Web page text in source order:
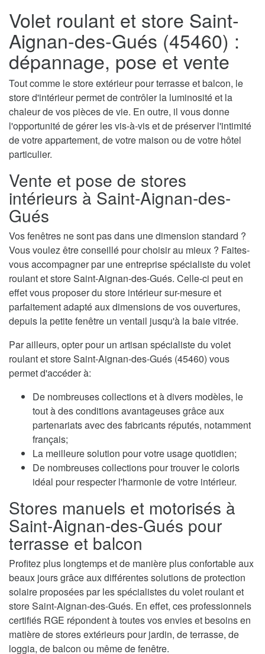
Volet roulant et store Saint-
Aignan-des-Gués (45460) :
dépannage, pose et vente
Tout comme le store extérieur pour terrasse et balcon, le
store d'intérieur permet de contrôler la luminosité et la
chaleur de vos pièces de vie. En outre, il vous donne
l'opportunité de gérer les vis-à-vis et de préserver l'intimité
de votre appartement, de votre maison ou de votre hôtel
particulier.
Vente et pose de stores
intérieurs à Saint-Aignan-des-
Gués
Vos fenêtres ne sont pas dans une dimension standard ?
Vous voulez être conseillé pour choisir au mieux ? Faites-
vous accompagner par une entreprise spécialiste du volet
roulant et store Saint-Aignan-des-Gués. Celle-ci peut en
effet vous proposer du store intérieur sur-mesure et
parfaitement adapté aux dimensions de vos ouvertures,
depuis la petite fenêtre un ventail jusqu'à la baie vitrée.
Par ailleurs, opter pour un artisan spécialiste du volet
roulant et store Saint-Aignan-des-Gués (45460) vous
permet d'accéder à:
De nombreuses collections et à divers modèles, le
tout à des conditions avantageuses grâce aux
partenariats avec des fabricants réputés, notamment
français;
La meilleure solution pour votre usage quotidien;
De nombreuses collections pour trouver le coloris
idéal pour respecter l'harmonie de votre intérieur.
Stores manuels et motorisés à
Saint-Aignan-des-Gués pour
terrasse et balcon
Profitez plus longtemps et de manière plus confortable aux
beaux jours grâce aux différentes solutions de protection
solaire proposées par les spécialistes du volet roulant et
store Saint-Aignan-des-Gués. En effet, ces professionnels
certifiés RGE répondent à toutes vos envies et besoins en
matière de stores extérieurs pour jardin, de terrasse, de
loggia, de balcon ou même de fenêtre.